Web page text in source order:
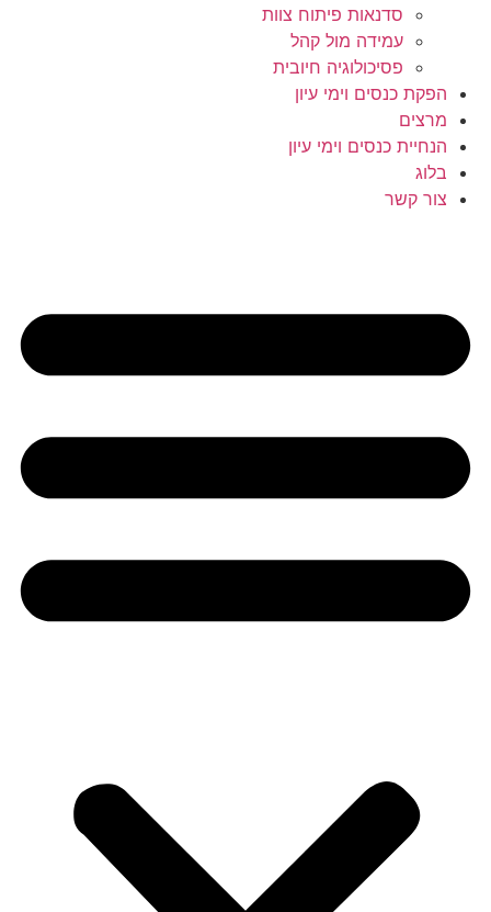
סדנאות פיתוח צוות
עמידה מול קהל
פסיכולוגיה חיובית
הפקת כנסים וימי עיון
מרצים
הנחיית כנסים וימי עיון
בלוג
צור קשר